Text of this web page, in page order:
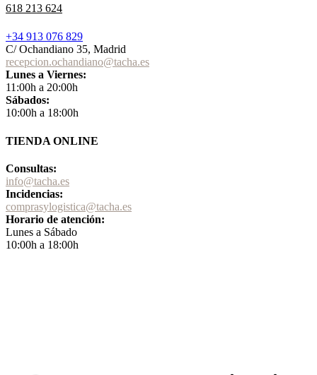
618 213 624
+34 913 076 829
C/ Ochandiano 35, Madrid
recepcion.ochandiano@tacha.es
Lunes a Viernes:
11:00h a 20:00h
Sábados:
10:00h a 18:00h
TIENDA ONLINE
Consultas:
info@tacha.es
Incidencias:
comprasylogistica@tacha.es
Horario de atención:
Lunes a Sábado
10:00h a 18:00h